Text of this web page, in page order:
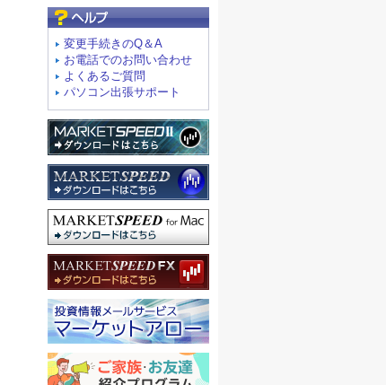
変更手続きのQ＆A
お電話でのお問い合わせ
よくあるご質問
パソコン出張サポート